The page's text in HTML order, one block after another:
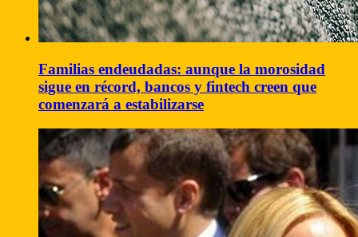
Familias endeudadas: aunque la morosidad
sigue en récord, bancos y fintech creen que
comenzará a estabilizarse